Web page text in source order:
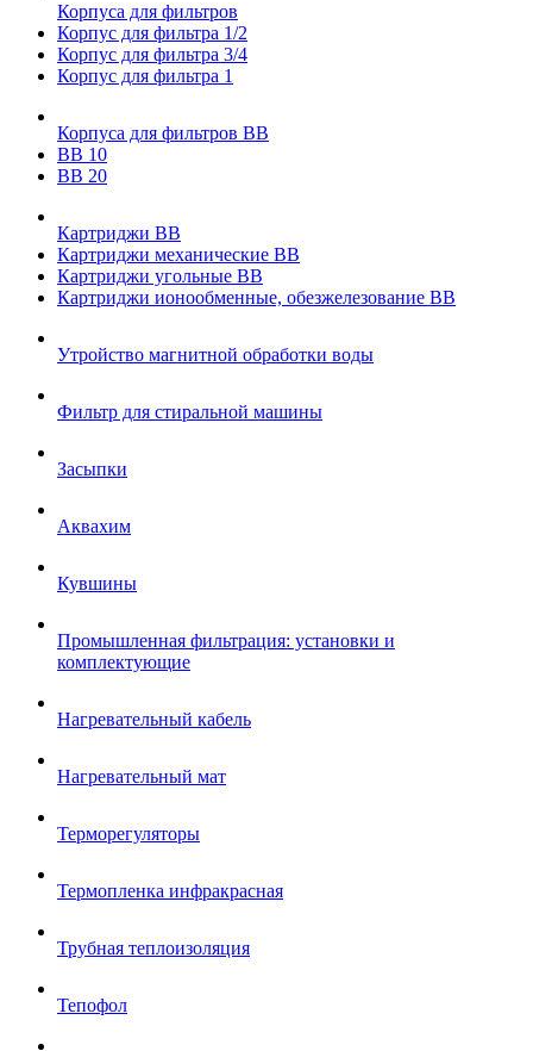
Корпуса для фильтров
Корпус для фильтра 1/2
Корпус для фильтра 3/4
Корпус для фильтра 1
Корпуса для фильтров ВВ
ВВ 10
ВВ 20
Картриджи ВВ
Картриджи механические ВВ
Картриджи угольные ВВ
Картриджи ионообменные, обезжелезование ВВ
Утройство магнитной обработки воды
Фильтр для стиральной машины
Засыпки
Аквахим
Кувшины
Промышленная фильтрация: установки и
комплектующие
Нагревательный кабель
Нагревательный мат
Терморегуляторы
Термопленка инфракрасная
Трубная теплоизоляция
Тепофол